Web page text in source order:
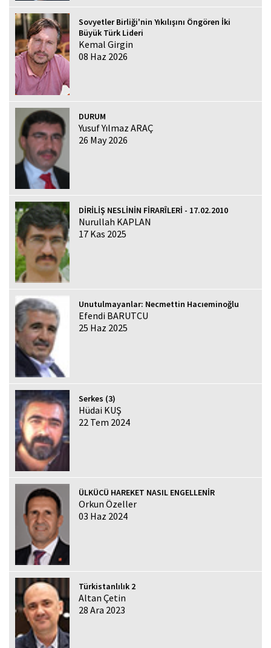
Sovyetler Birliği'nin Yıkılışını Öngören İki
Büyük Türk Lideri
Kemal Girgin
08 Haz 2026
DURUM
Yusuf Yılmaz ARAÇ
26 May 2026
DİRİLİŞ NESLİNİN FİRARÎLERİ - 17.02.2010
Nurullah KAPLAN
17 Kas 2025
Unutulmayanlar: Necmettin Hacıeminoğlu
Efendi BARUTCU
25 Haz 2025
Serkes (3)
Hüdai KUŞ
22 Tem 2024
ÜLKÜCÜ HAREKET NASIL ENGELLENİR
Orkun Özeller
03 Haz 2024
Türkistanlılık 2
Altan Çetin
28 Ara 2023